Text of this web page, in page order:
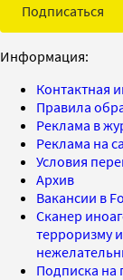
Подписаться
Информация:
Контактная
Правила
Реклама в
Реклама на
Условия
Архив
Вакансии в
Сканер
терроризму
Подписка на